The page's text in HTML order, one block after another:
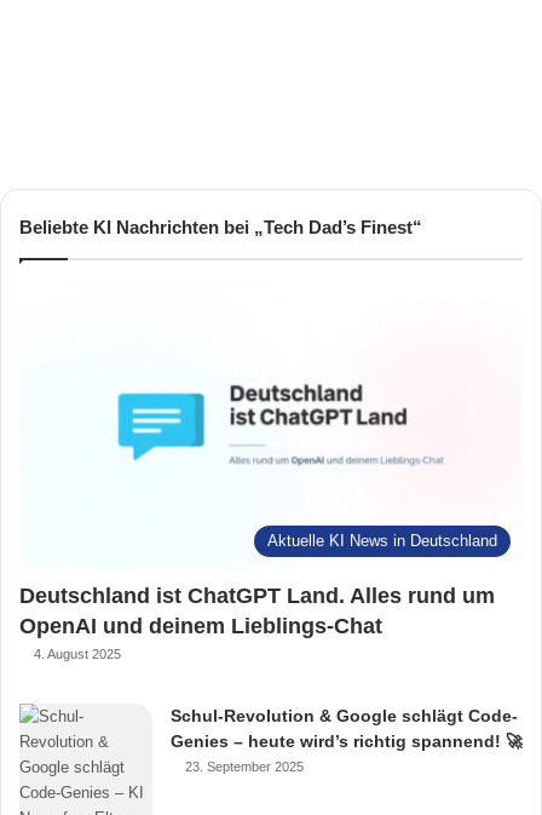
Beliebte KI Nachrichten bei „Tech Dad’s Finest“
Aktuelle KI News in Deutschland
Deutschland ist ChatGPT Land. Alles rund um
OpenAI und deinem Lieblings-Chat
4. August 2025
Schul-Revolution & Google schlägt Code-
Genies – heute wird’s richtig spannend! 🚀
23. September 2025